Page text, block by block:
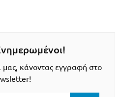
κάνοντας εγγραφή στο